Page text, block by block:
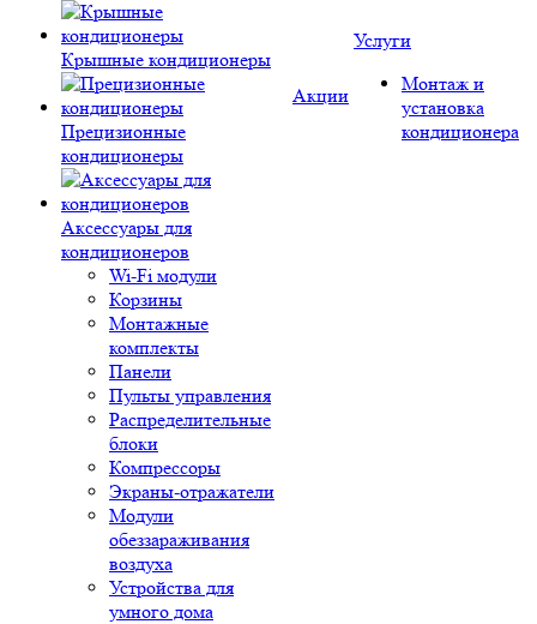
Крышные кондиционеры
Прецизионные
кондиционеры
Аксессуары для
кондиционеров
Wi-Fi модули
Корзины
Монтажные
комплекты
Панели
Пульты управления
Распределительные
блоки
Компрессоры
Экраны-отражатели
Модули
обеззараживания
воздуха
Устройства для
умного дома
Акции
Услуги
Монтаж и
установка
кондиционера